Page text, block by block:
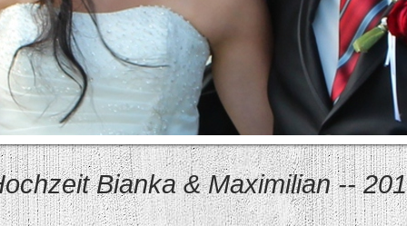
Bianka & Maximilian --